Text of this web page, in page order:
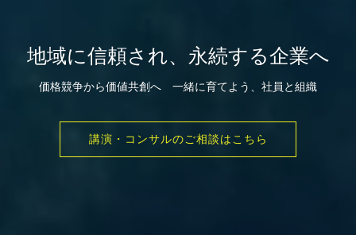
地域に信頼され、永続する企業へ
価格競争から価値共創へ 一緒に育てよう、社員と組織
講演・コンサルのご相談はこちら